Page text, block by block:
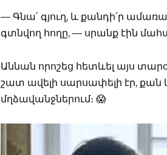
— Գնա՛ գյուղ, և քանդի՛ր
գտնվող հողը, — սրանք էին
Աննան որոշեց հետևել այս
շատ ավելի սարսափելի էր,
մղձավանջներում։ 😱